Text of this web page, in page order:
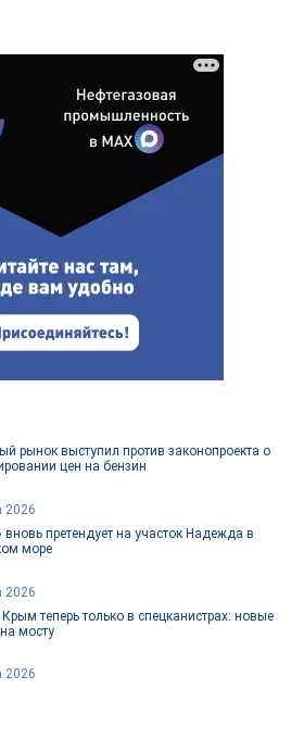
рынок выступил против законопроекта о
цен на бензин
2026
вновь претендует на участок Надежда в
море
2026
теперь только в спецканистрах: новые
мосту
2026